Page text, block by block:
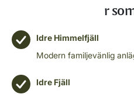
Skidanläggningar
Idre Himmelfjäll
Modern familjevänlig
Idre Fjäll